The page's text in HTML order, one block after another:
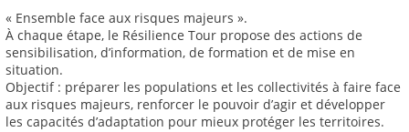
« Ensemble face aux risques majeurs ».
À chaque étape, le Résilience Tour propose des actions de
sensibilisation, d’information, de formation et de mise en
situation.
Objectif : préparer les populations et les collectivités à faire face
aux risques majeurs, renforcer le pouvoir d’agir et développer
les capacités d’adaptation pour mieux protéger les territoires.